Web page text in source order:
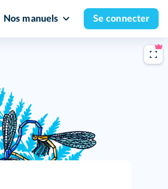
Nos manuels Se connecter